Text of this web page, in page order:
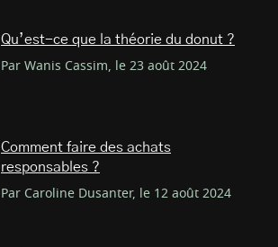
Qu’est-ce que la théorie du donut ?
Par Wanis Cassim, le 23 août 2024
Comment faire des achats
responsables ?
Par Caroline Dusanter, le 12 août 2024